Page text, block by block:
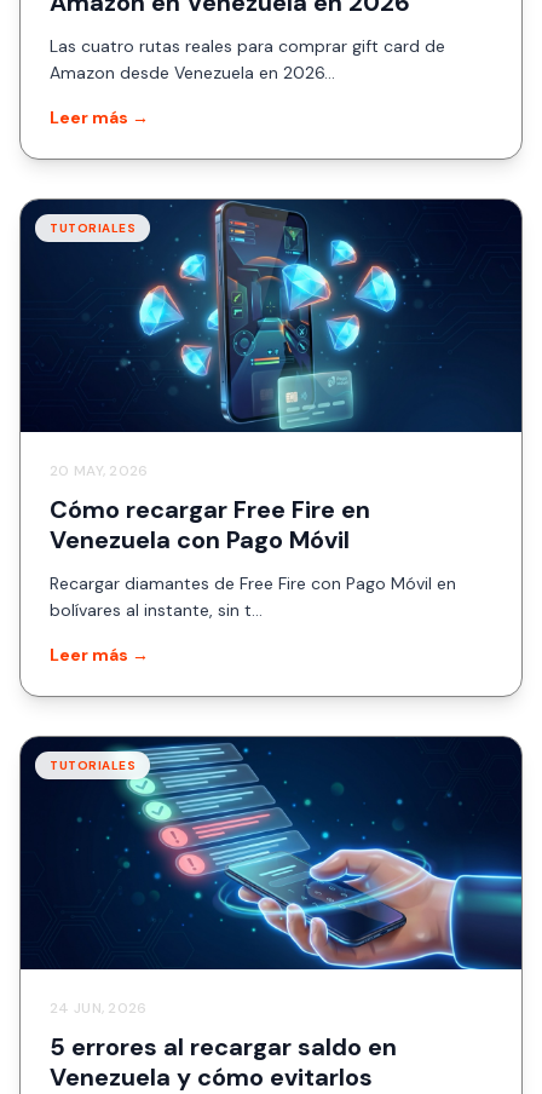
Las cuatro rutas reales para comprar gift card de
Amazon desde Venezuela en 2026...
Leer más →
TUTORIALES
20 MAY, 2026
Cómo recargar Free Fire en
Venezuela con Pago Móvil
Recargar diamantes de Free Fire con Pago Móvil en
bolívares al instante, sin t...
Leer más →
TUTORIALES
24 JUN, 2026
5 errores al recargar saldo en
Venezuela y cómo evitarlos